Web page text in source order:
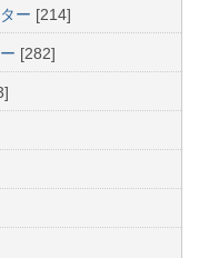
ー [214]
[282]